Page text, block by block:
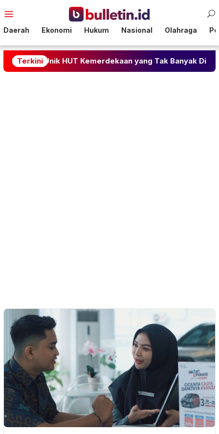
ke
Mobile
Daerah Ekonomi Hukum Nasional Olahraga
Terkini
Unik HUT Kemerdekaan yang Tak Banyak Diketahui